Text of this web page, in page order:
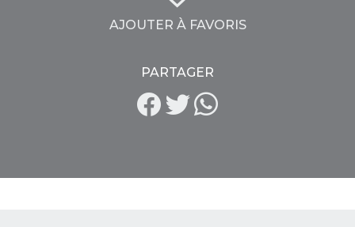
AJOUTER À FAVORIS
PARTAGER